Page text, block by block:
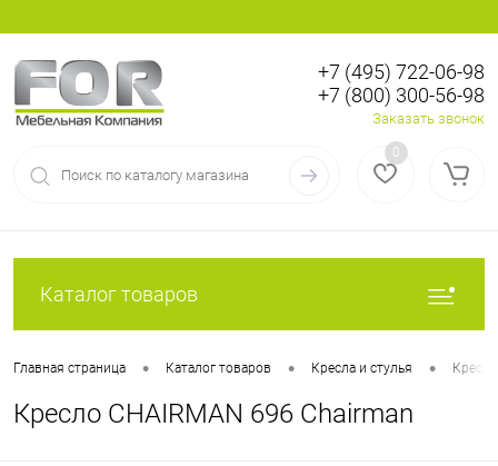
Регистрация
+7 (495) 722-06-98
+7 (800) 300-56-98
Заказать звонок
0
Каталог товаров
Главная страница • Каталог товаров • Кресла и стулья • Кресла
Кресло CHAIRMAN 696 Chairman